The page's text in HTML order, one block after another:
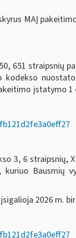
MAĮ
651 straipsnių
įstatymo
XII
Bausmių
2026 m.